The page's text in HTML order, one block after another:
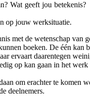
Wat geeft jou betekenis?
op jouw werksituatie.
met de wetenschap
boeken. De één kan
ervaart daarentegen
op kan gaan in het
om erachter te komen
deelnemers.